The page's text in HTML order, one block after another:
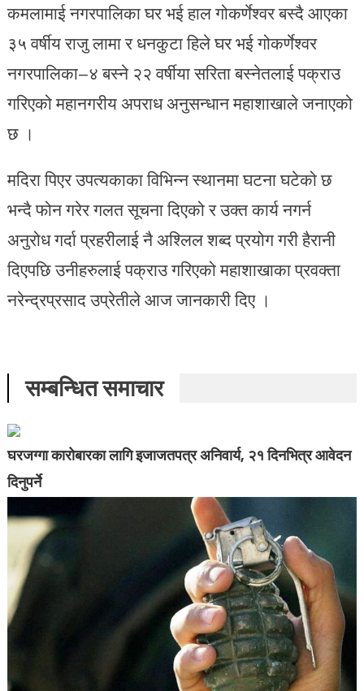
कमलामाई नगरपालिका घर भई हाल गोकर्णेश्वर बस्दै आएका
३५ वर्षीय राजु लामा र धनकुटा हिले घर भई गोकर्णेश्वर
नगरपालिका–४ बस्ने २२ वर्षीया सरिता बस्नेतलाई पक्राउ
गरिएको महानगरीय अपराध अनुसन्धान महाशाखाले जनाएको
छ ।
मदिरा पिएर उपत्यकाका विभिन्न स्थानमा घटना घटेको छ
भन्दै फोन गरेर गलत सूचना दिएको र उक्त कार्य नगर्न
अनुरोध गर्दा प्रहरीलाई नै अश्लिल शब्द प्रयोग गरी हैरानी
दिएपछि उनीहरुलाई पक्राउ गरिएको महाशाखाका प्रवक्ता
नरेन्द्रप्रसाद उप्रेतीले आज जानकारी दिए ।
सम्बन्धित समाचार
घरजग्गा कारोबारका लागि इजाजतपत्र अनिवार्य, २१ दिनभित्र आवेदन
दिनुपर्ने